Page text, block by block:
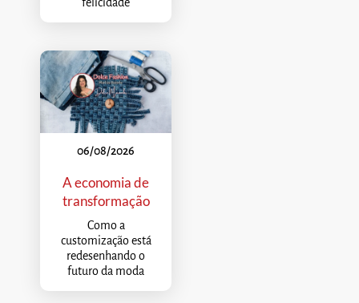
06/08/2026
A economia de
transformação
Como a
customização está
redesenhando o
futuro da moda